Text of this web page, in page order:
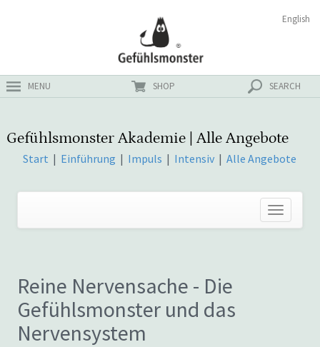
MENU SHOP SEARCH
English
Gefühlsmonster Akademie | Alle Angebote
Start | Einführung | Impuls | Intensiv |Alle Angebote
Reine Nervensache - Die
Gefühlsmonster und das
Nervensystem